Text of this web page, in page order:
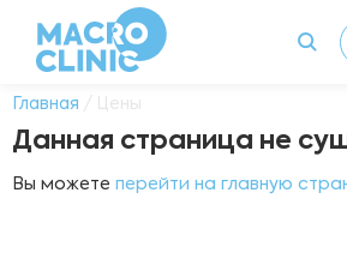
Главная / Цены
Данная страница не
Вы можете перейти на главную